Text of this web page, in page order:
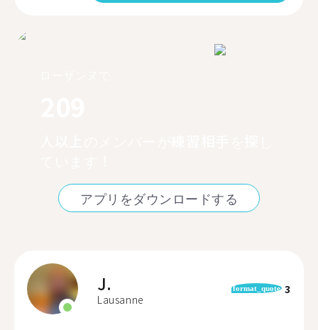
アプリをダウンロードする
J.
Lausanne
format_quote 3